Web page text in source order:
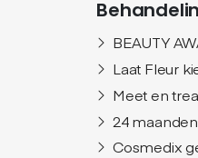
BEAUTY
Laat Fleur
Meet en
24
Cosmedix